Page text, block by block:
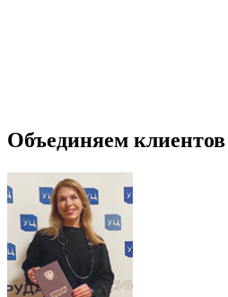
Объединяем